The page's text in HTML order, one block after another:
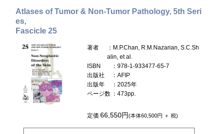
Atlases of Tumor & Non-Tumor Pathology, 5th Seri
es,
Fascicle 25
著者
：M.P.Chan, R.M.Nazarian, S.C.Sh
alin, et al.
ISBN
：978-1-933477-65-7
出版社
：AFIP
出版年
：2025年
ページ数 ：473pp.
定価66,550円(本体60,500円 ＋ 税)